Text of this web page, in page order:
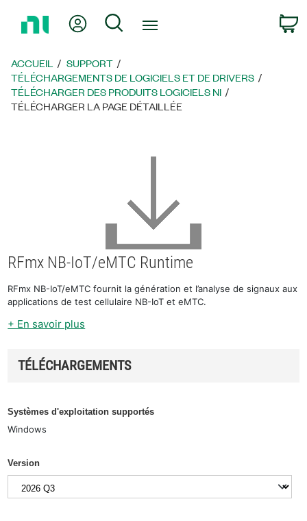
page
d’accueil
Mon compteRechercher
ACCUEIL
SUPPORT
TÉLÉCHARGEMENTS DE LOGICIELS ET DE DRIVERS
TÉLÉCHARGER DES PRODUITS LOGICIELS NI
TÉLÉCHARGER LA PAGE DÉTAILLÉE
RFmx NB-IoT/eMTC Runtime
RFmx NB-IoT/eMTC fournit la génération et l’analyse de signaux aux
applications de test cellulaire NB-IoT et eMTC.
+ En savoir plus
TÉLÉCHARGEMENTS
Systèmes d'exploitation supportés
Windows
Version